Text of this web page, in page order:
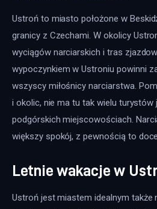
Ustroń to miasto położone w
granicy z Czechami. W okolicy
wyciągów narciarskich i tras
wypoczynkiem w Ustroniu powinni
wszyscy miłośnicy narciarstwa.
i okolic, nie ma tu tak wielu turystów
podgórskich miejscowościach.
większy spokój, z pewnością to
Letnie wakacje w
Ustroń jest miastem idealnym także